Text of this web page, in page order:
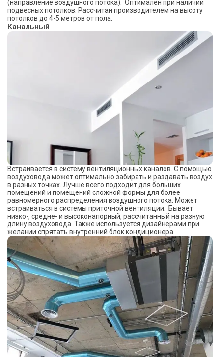
(направление воздушного потока). Оптимален при наличии
подвесных потолков. Рассчитан производителем на высоту
потолков до 4-5 метров от пола.
Канальный
Встраивается в систему вентиляционных каналов. С помощью
воздуховода может оптимально забирать и раздавать воздух
в разных точках. Лучше всего подходит для больших
помещений и помещений сложной формы для более
равномерного распределения воздушного потока. Может
встраиваться в системы приточной вентиляции. Бывает
низко-, средне- и высоконапорный, рассчитанный на разную
длину воздуховода. Также используется дизайнерами при
желании спрятать внутренний блок кондиционера.